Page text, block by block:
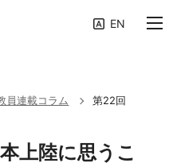
学連携
員連載コラム 第22回
上陸に思うこ